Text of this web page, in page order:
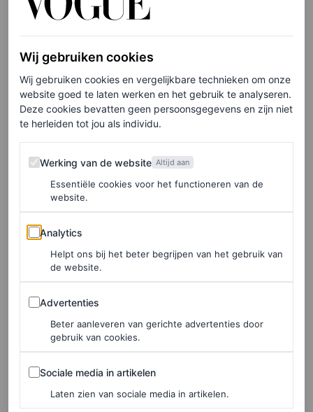
Broek met kant, € 495
HIER TE KOOP
Loulou de Saison
Wij gebruiken cookies
Wij gebruiken cookies en vergelijkbare technieken om onze
website goed te laten werken en het gebruik te analyseren.
Deze cookies bevatten geen persoonsgegevens en zijn niet
te herleiden tot jou als individu.
Werking van de website
Werking van de website Altijd aan
Essentiële cookies voor het functioneren van de
website.
Analytics
Analytics
Helpt ons bij het beter begrijpen van het gebruik van
de website.
Advertenties
Advertenties
Beter aanleveren van gerichte advertenties door
gebruik van cookies.
Sociale media in artikelen
Sociale media in artikelen
Laten zien van sociale media in artikelen.